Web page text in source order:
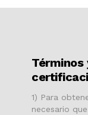
Términos
1) Para
necesario